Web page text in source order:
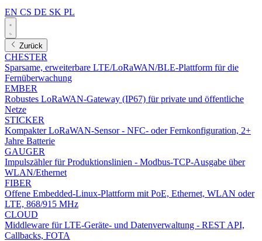
EN CS DE SK PL
Zurück
CHESTER
Sparsame, erweiterbare LTE/LoRaWAN/BLE-Plattform für die
Fernüberwachung
EMBER
Robustes LoRaWAN-Gateway (IP67) für private und öffentliche
Netze
STICKER
Kompakter LoRaWAN-Sensor - NFC- oder Fernkonfiguration, 2+
Jahre Batterie
GAUGER
Impulszähler für Produktionslinien - Modbus-TCP-Ausgabe über
WLAN/Ethernet
FIBER
Offene Embedded-Linux-Plattform mit PoE, Ethernet, WLAN oder
LTE, 868/915 MHz
CLOUD
Middleware für LTE-Geräte- und Datenverwaltung - REST API,
Callbacks, FOTA